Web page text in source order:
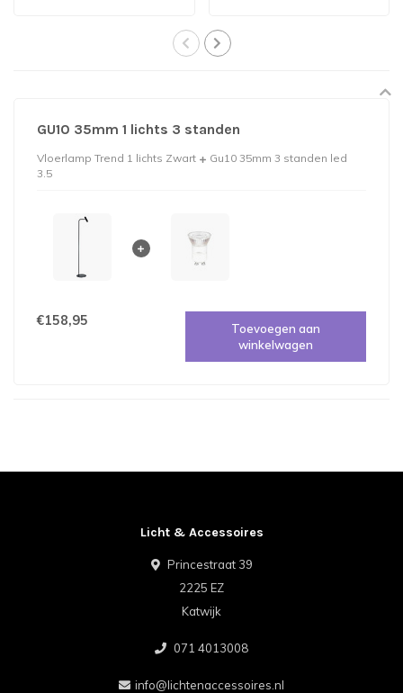
GU10 35mm 1 lichts 3 standen
Vloerlamp Trend 1 lichts Zwart
Gu10 35mm 3 standen led
3.5
€158,95
Toevoegen aan
winkelwagen
Licht & Accessoires
Princestraat 39
2225 EZ
Katwijk
071 4013008
info@lichtenaccessoires.nl